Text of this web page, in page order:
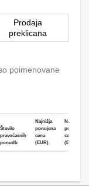
Prodaja
preklicana
poimenovane
Število
pravočasnih
ponudb
Najnižja
ponujena
cena
(EUR)
Najvišja
ponujena
cena
(EUR)